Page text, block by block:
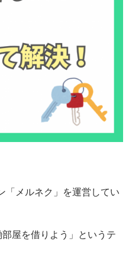
「メルネク」を運営してい
屋を借りよう」というテ